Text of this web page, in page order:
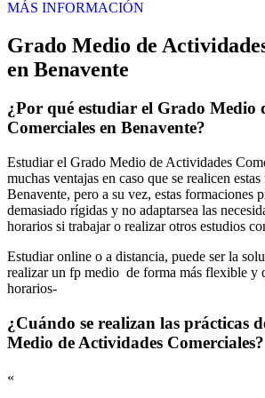
MÁS INFORMACIÓN
Grado Medio de
en Benavente
¿Por qué estudiar el Grado Medio
Comerciales en Benavente?
Estudiar el Grado Medio de Actividades
muchas ventajas en caso que se realicen
Benavente, pero a su vez, estas formaciones
demasiado rígidas y no adaptarsea las
horarios si trabajar o realizar otros estudios
Estudiar online o a distancia, puede ser la
realizar un fp medio de forma más flexible y
horarios-
¿Cuándo se realizan las prácticas
Medio de Actividades Comerciales?
«